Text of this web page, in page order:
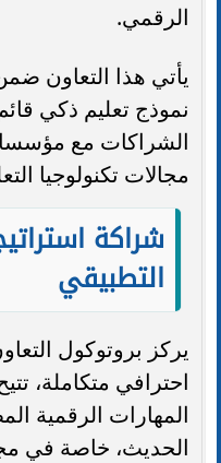
الرقمي.
يأتي هذا التعاون
نموذج تعليم ذكي
الشراكات مع
مجالات تكنولوجيا
شراكة
التطبيقي
يركز بروتوكول
احترافي متكاملة،
المهارات الرقمية
الحديث، خاصة في